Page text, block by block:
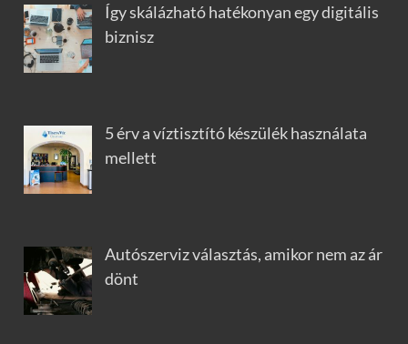
Így skálázható hatékonyan egy digitális
biznisz
5 érv a víztisztító készülék használata
mellett
Autószerviz választás, amikor nem az ár
dönt